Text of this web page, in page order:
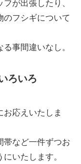
が出張したり、
のフシギについて
事間違いなし。
ろいろ
応えいたしま
帯など一件ずつお
いたします。